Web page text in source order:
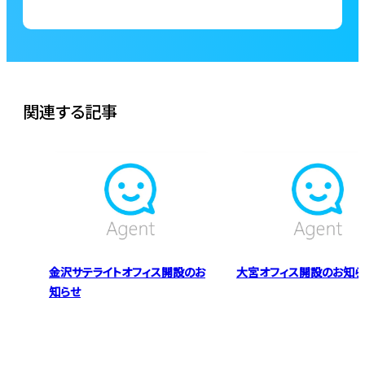
関連する記事
金沢サテライトオフィス開設のお
知らせ
大宮オフィス開設のお知